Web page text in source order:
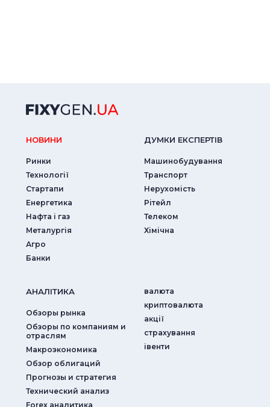
НОВИНИ
Ринки
Технології
Стартапи
Енергетика
Нафта і газ
Металургія
Агро
Банки
ДУМКИ ЕКСПЕРТIВ
Машинобудування
Транспорт
Нерухомість
Рітейл
Телеком
Хімічна
АНАЛIТИКА
Обзоры рынка
Обзоры по компаниям и
отраслям
Макроэкономика
Обзор облигаций
Прогнозы и стратегия
Технический анализ
Forex аналитика
валюта
криптовалюта
акції
страхування
iвенти